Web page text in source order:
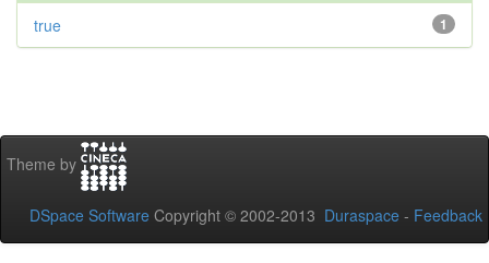
1
true
Theme by
DSpace Software Copyright © 2002-2013 Duraspace - Feedback